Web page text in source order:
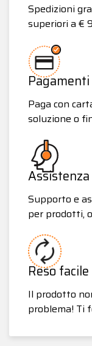
Spedizioni
superiori a €
Paga con
soluzione o
Supporto e
per prodotti,
Reso facile
Il prodotto
problema! Ti